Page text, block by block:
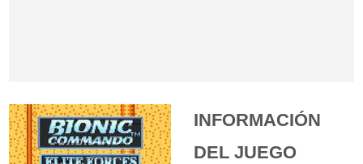
INFORMACIÓN
DEL JUEGO